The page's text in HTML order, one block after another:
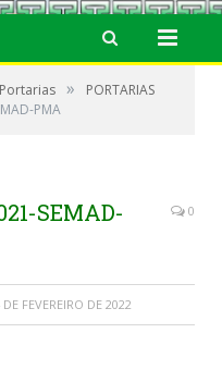
Portarias »
PORTARIAS
PMA
SEMAD-
0
DE FEVEREIRO DE 2022